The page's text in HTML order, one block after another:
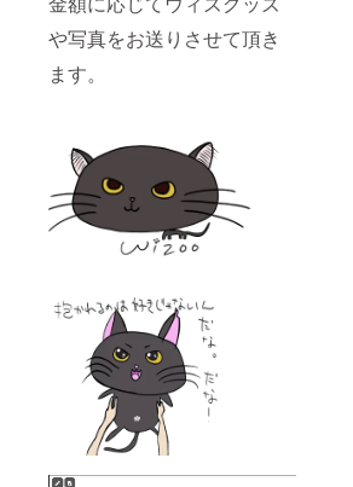
や写真をお送りさせて頂き
ます。